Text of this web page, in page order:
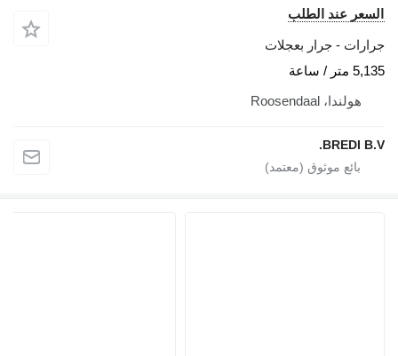
عند الطلب
- جرار بعجلات
/ ساعة
هولندا، Roosendaal
BREDI